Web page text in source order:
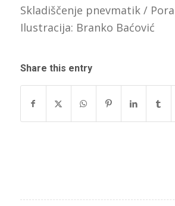
Skladiščenje pnevmatik /
Ilustracija: Branko Baćović
Share this entry